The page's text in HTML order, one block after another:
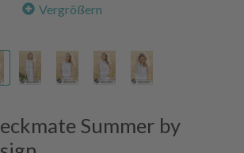
Vergrößern
Summer by